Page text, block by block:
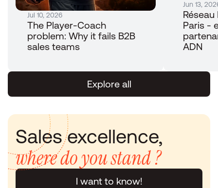
Jul 10, 2026
The Player-Coach
problem: Why it fails B2B
sales teams
Jun 13,
Paris -
ADN
Explore all
where do you stand ?
I want to know!